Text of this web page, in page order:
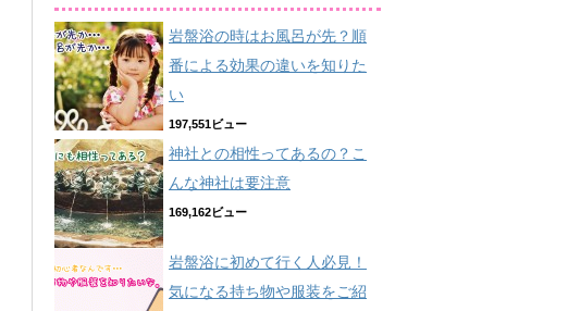
岩盤浴の時はお風呂が先？順
番による効果の違いを知りた
い
197,551ビュー
神社との相性ってあるの？こ
んな神社は要注意
169,162ビュー
岩盤浴に初めて行く人必見！
気になる持ち物や服装をご紹